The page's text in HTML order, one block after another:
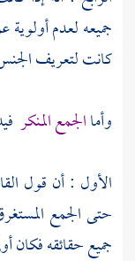
جميعه لعدم
كانت لتعريف
وأماالجمع المنكر
الأول : أن قول
حتى الجمع
جميع حقائقه فكان